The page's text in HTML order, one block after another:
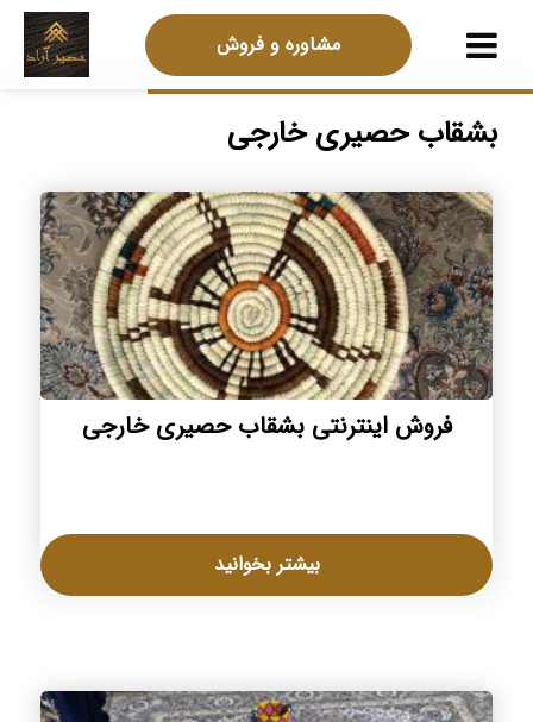
مشاوره و فروش
بشقاب حصیری خارجی
فروش اینترنتی بشقاب حصیری خارجی
بیشتر بخوانید